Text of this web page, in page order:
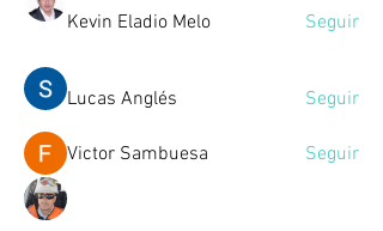
Kevin Eladio Melo Seguir
Lucas Anglés Seguir
Victor Sambuesa Seguir